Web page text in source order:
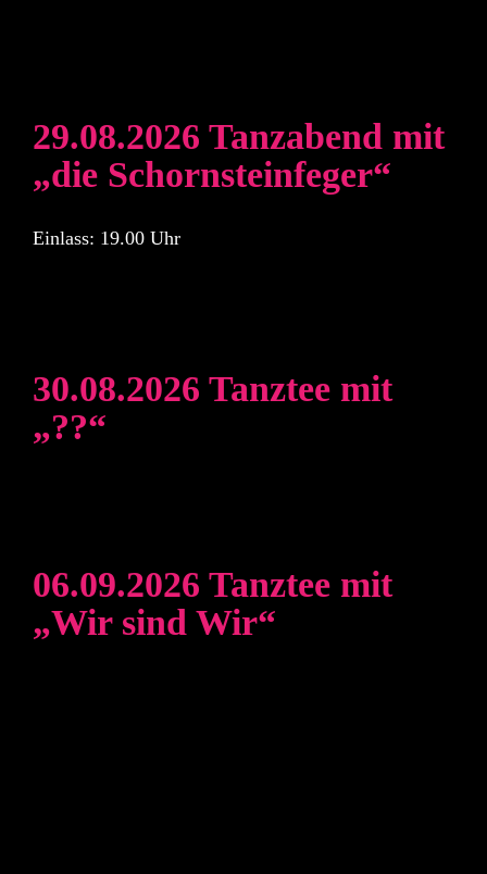
29.08.2026 Tanzabend mit
„die Schornsteinfeger“
Einlass: 19.00 Uhr
30.08.2026 Tanztee mit
„??“
06.09.2026 Tanztee mit
„Wir sind Wir“